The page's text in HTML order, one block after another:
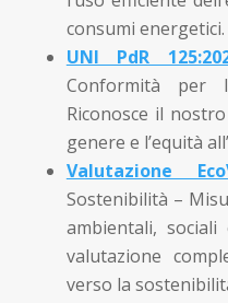
consumi energetici.
UNI PdR
Conformità per
Riconosce il
genere e l’equità
Valutazione
Sostenibilità –
ambientali,
valutazione
verso la